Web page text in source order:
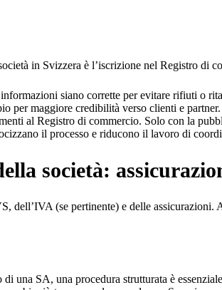
in Svizzera è l’iscrizione nel Registro di
siano corrette per evitare rifiuti o
per maggiore credibilità verso clienti e partner.
al Registro di commercio. Solo con la
il processo e riducono il lavoro di
società:
dell’IVA (se pertinente) e delle
una SA, una procedura strutturata è